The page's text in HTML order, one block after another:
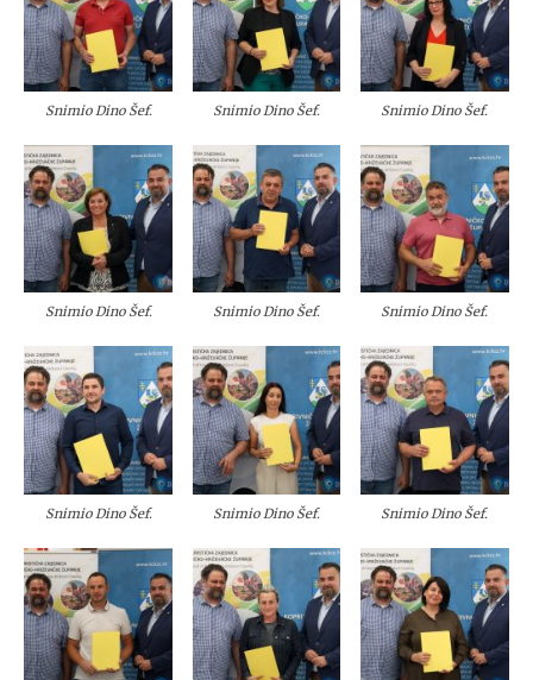
Snimio Dino Šef. Snimio Dino Šef. Snimio Dino Šef.
Snimio Dino Šef. Snimio Dino Šef. Snimio Dino Šef.
Snimio Dino Šef. Snimio Dino Šef. Snimio Dino Šef.